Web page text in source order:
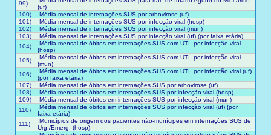
99)
(uf)
100)
Média mensal de internações SUS por arbovirose (uf)
101)
Média mensal de internações SUS por infecção viral (hosp)
102)
Média mensal de internações SUS por infecção viral (mun)
103)
Média mensal de internações SUS por infecção viral (uf) (por faixa etária)
104)
Média mensal de óbitos em internações SUS com UTI, por infecção viral
(hosp)
105)
Média mensal de óbitos em internações SUS com UTI, por infecção viral
(mun)
106)
Média mensal de óbitos em internações SUS com UTI, por infecção viral (uf)
(por faixa etária)
107)
Média mensal de óbitos em internações SUS por arbovirose (uf)
108)
Média mensal de óbitos em internações SUS por infecção viral (hosp)
109)
Média mensal de óbitos em internações SUS por infecção viral (mun)
110)
Média mensal de óbitos em internações SUS por infecção viral (uf) (por
faixa etária)
111)
Municípios de origem dos pacientes não-munícipes em internações SUS de
Urg./Emerg. (hosp)